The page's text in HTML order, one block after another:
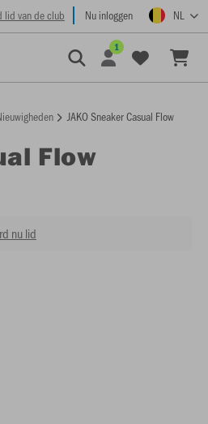
lid van de club Nu inloggen NL
1
JAKO Sneaker Casual Flow
Flow
nu lid